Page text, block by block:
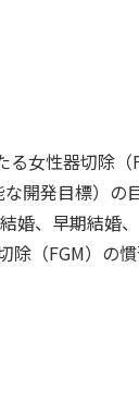
女性器切除
開発目標）
婚、早期結婚
（FGM）の